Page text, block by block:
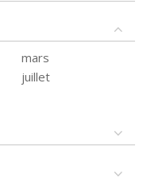
mars
juillet